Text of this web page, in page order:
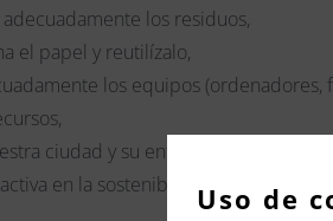
los residuos,
el papel y reutilízalo,
los equipos (ordenadores,
ciudad y su entorno, y
en la sostenibilidad;Uso de